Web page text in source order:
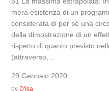
mera esistenza di un
considerata di per sé una
della dimostrazione di un
rispetto di quanto previsto
(attraverso,...
29 Gennaio 2020
by D'Isa